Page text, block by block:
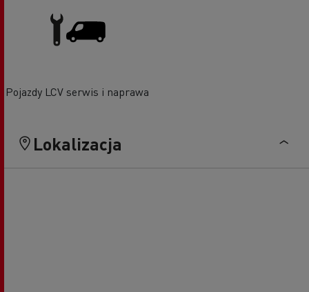
Pojazdy LCV serwis i naprawa
Lokalizacja